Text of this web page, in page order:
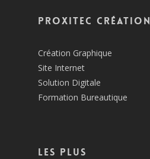
Proxitec Création
Création Graphique
Site Internet
Solution Digitale
Formation Bureautique
Les plus